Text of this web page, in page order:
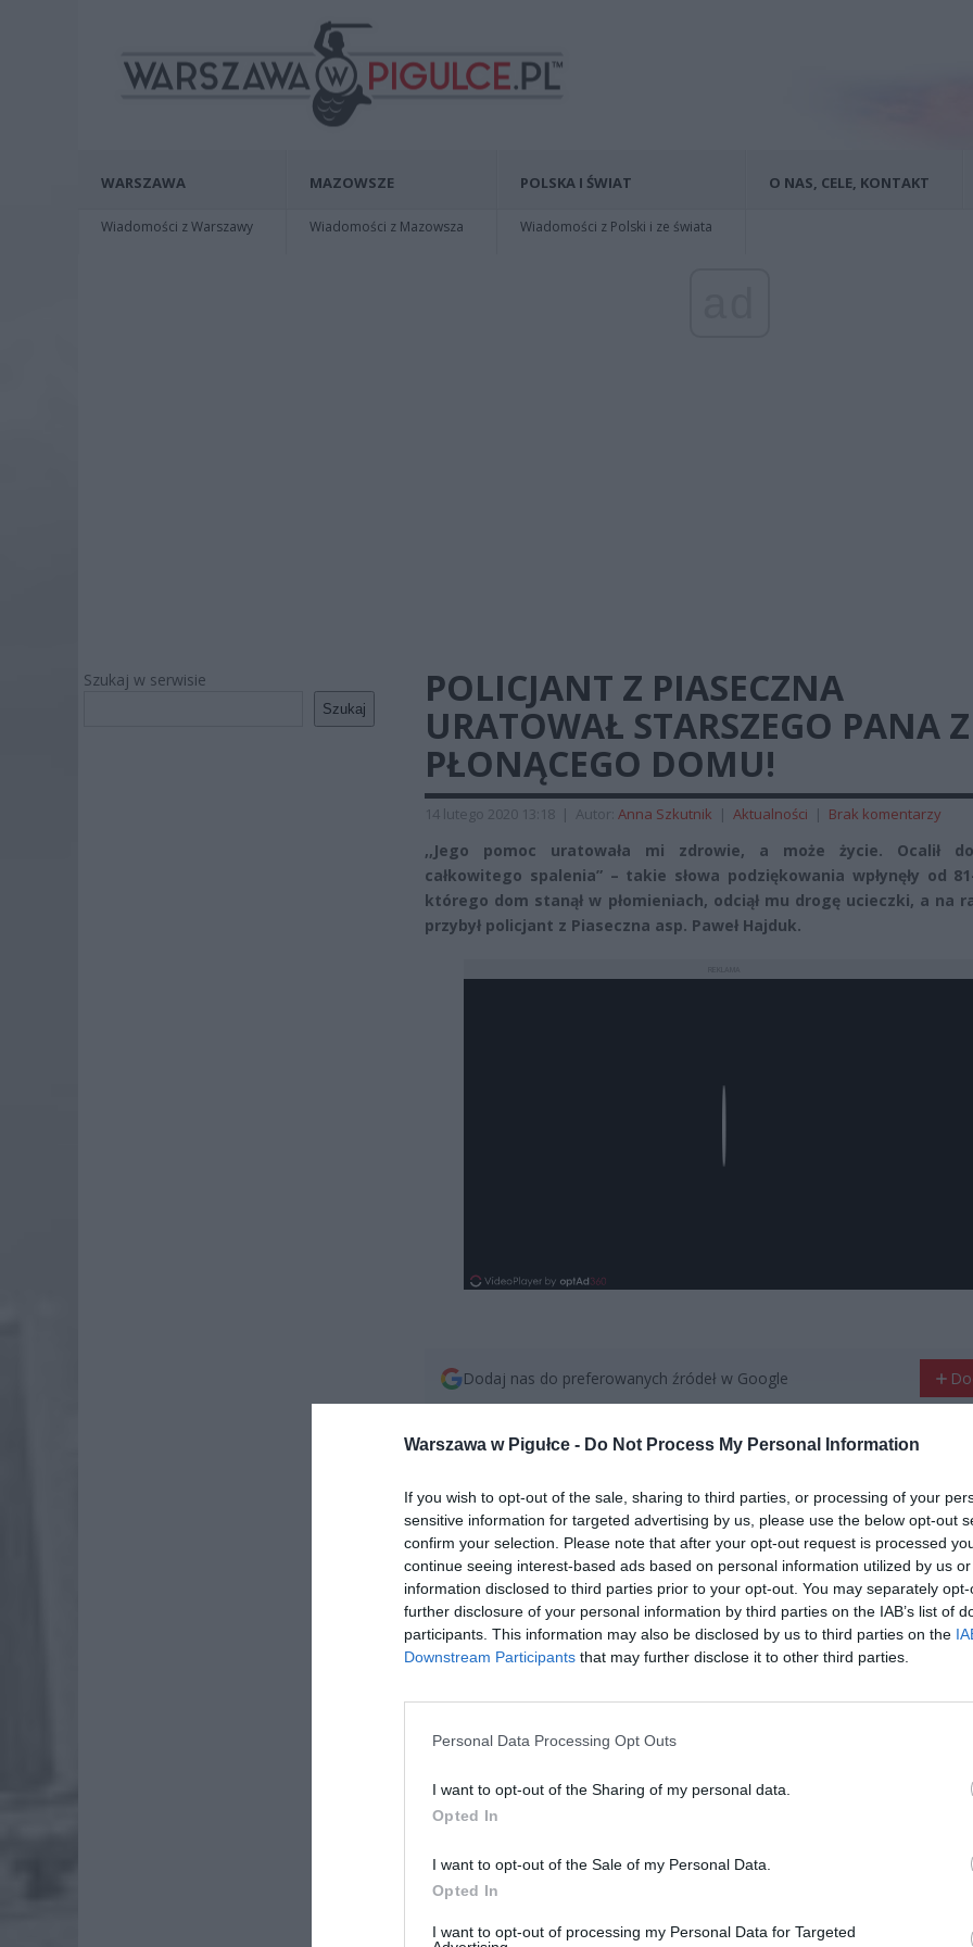
Warszawa w Pigułce - Do Not Process My Personal Information
If you wish to opt-out of the sale, sharing to third parties, or processing of your
sensitive information for targeted advertising by us, please use the below opt-out
confirm your selection. Please note that after your opt-out request is processed
continue seeing interest-based ads based on personal information utilized by us
information disclosed to third parties prior to your opt-out. You may separately
further disclosure of your personal information by third parties on the IAB’s list of
participants. This information may also be disclosed by us to third parties on the
Downstream Participants that may further disclose it to other third parties.
Personal Data Processing Opt Outs
I want to opt-out of the Sharing of my personal data.
Opted In
I want to opt-out of the Sale of my Personal Data.
Opted In
I want to opt-out of processing my Personal Data for Targeted
WARSZAWA
Wiadomości z Warszawy
MAZOWSZE
Wiadomości z Mazowsza
POLSKA I ŚWIAT
Wiadomości z Polski i ze świata
O NAS, CELE, KONTAKT
Szukaj w serwisie
Szukaj
POLICJANT Z PIASECZNA
URATOWAŁ STARSZEGO PANA Z
PŁONĄCEGO DOMU!
14 lutego 2020 13:18 | Autor: Anna Szkutnik | Aktualności | Brak komentarzy
,,Jego pomoc uratowała mi zdrowie, a może życie. Ocalił
całkowitego spalenia” – takie słowa podziękowania wpłynęły od
którego dom stanął w płomieniach, odciął mu drogę ucieczki, a na
przybył policjant z Piaseczna asp. Paweł Hajduk.
Dodaj nas do preferowanych źródeł w Google